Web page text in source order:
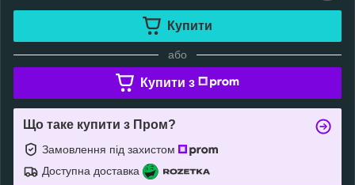
Купити
або
Купити з
Що таке купити з Пром?
Замовлення під захистом
Доступна доставка